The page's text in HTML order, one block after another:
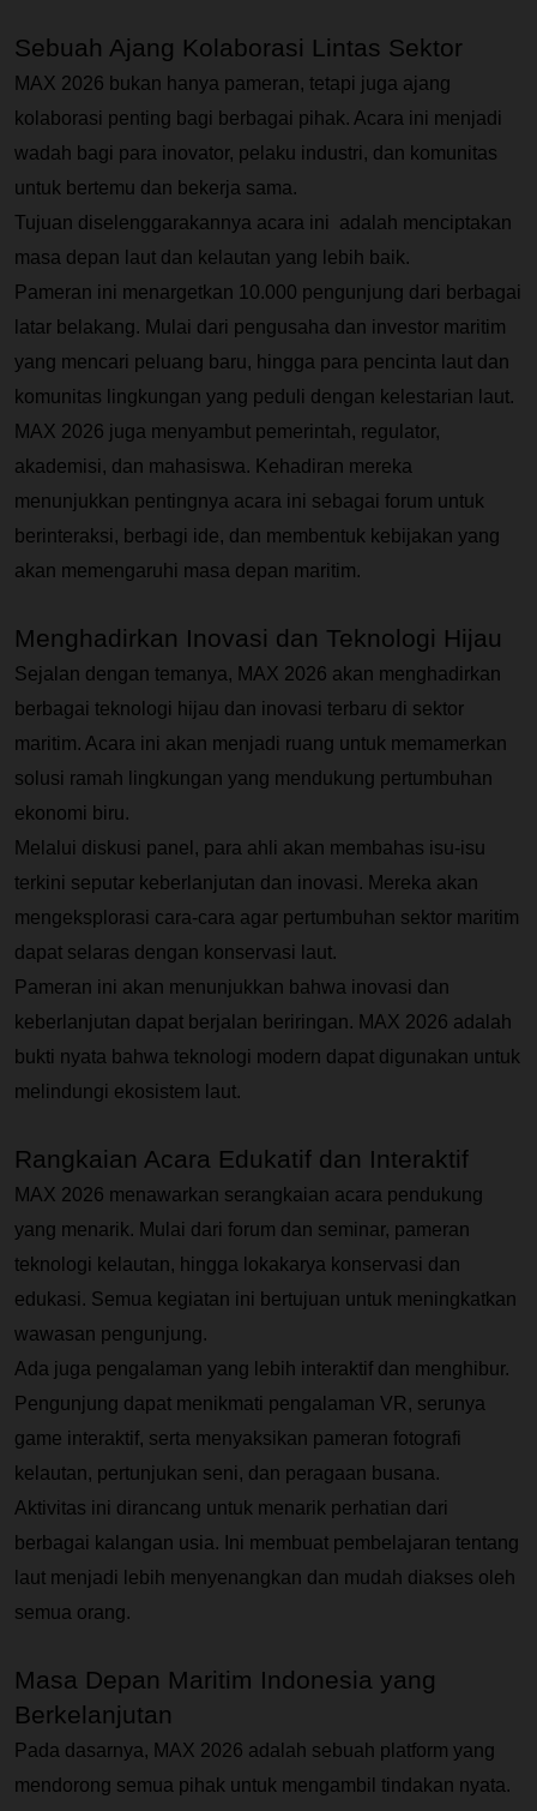
Sebuah Ajang Kolaborasi Lintas Sektor
MAX 2026 bukan hanya pameran, tetapi juga ajang
kolaborasi penting bagi berbagai pihak. Acara ini menjadi
wadah bagi para inovator, pelaku industri, dan komunitas
untuk bertemu dan bekerja sama.
Tujuan diselenggarakannya acara ini  adalah menciptakan
masa depan laut dan kelautan yang lebih baik.
Pameran ini menargetkan 10.000 pengunjung dari berbagai
latar belakang. Mulai dari pengusaha dan investor maritim
yang mencari peluang baru, hingga para pencinta laut dan
komunitas lingkungan yang peduli dengan kelestarian laut.
MAX 2026 juga menyambut pemerintah, regulator,
akademisi, dan mahasiswa. Kehadiran mereka
menunjukkan pentingnya acara ini sebagai forum untuk
berinteraksi, berbagi ide, dan membentuk kebijakan yang
akan memengaruhi masa depan maritim.
Menghadirkan Inovasi dan Teknologi Hijau
Sejalan dengan temanya, MAX 2026 akan menghadirkan
berbagai teknologi hijau dan inovasi terbaru di sektor
maritim. Acara ini akan menjadi ruang untuk memamerkan
solusi ramah lingkungan yang mendukung pertumbuhan
ekonomi biru.
Melalui diskusi panel, para ahli akan membahas isu-isu
terkini seputar keberlanjutan dan inovasi. Mereka akan
mengeksplorasi cara-cara agar pertumbuhan sektor maritim
dapat selaras dengan konservasi laut.
Pameran ini akan menunjukkan bahwa inovasi dan
keberlanjutan dapat berjalan beriringan. MAX 2026 adalah
bukti nyata bahwa teknologi modern dapat digunakan untuk
melindungi ekosistem laut.
Rangkaian Acara Edukatif dan Interaktif
MAX 2026 menawarkan serangkaian acara pendukung
yang menarik. Mulai dari forum dan seminar, pameran
teknologi kelautan, hingga lokakarya konservasi dan
edukasi. Semua kegiatan ini bertujuan untuk meningkatkan
wawasan pengunjung.
Ada juga pengalaman yang lebih interaktif dan menghibur.
Pengunjung dapat menikmati pengalaman VR, serunya
game interaktif, serta menyaksikan pameran fotografi
kelautan, pertunjukan seni, dan peragaan busana.
Aktivitas ini dirancang untuk menarik perhatian dari
berbagai kalangan usia. Ini membuat pembelajaran tentang
laut menjadi lebih menyenangkan dan mudah diakses oleh
semua orang.
Masa Depan Maritim Indonesia yang
Berkelanjutan
Pada dasarnya, MAX 2026 adalah sebuah platform yang
mendorong semua pihak untuk mengambil tindakan nyata.